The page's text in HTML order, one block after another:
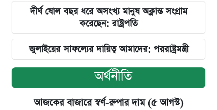
দীর্ঘ ষোল বছর ধরে অসংখ্য মানুষ অক্লান্ত সংগ্রাম
করেছেন: রাষ্ট্রপতি
জুলাইয়ের সাফল্যের দায়িত্ব আমাদের: পররাষ্ট্রমন্ত্রী
অর্থনীতি
আজকের বাজারে স্বর্ণ-রুপার দাম (৫ আগস্ট)